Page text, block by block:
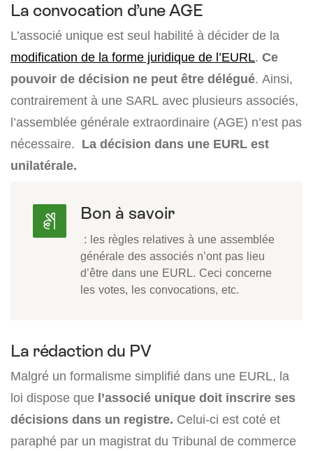
La convocation d’une AGE
L’associé unique est seul habilité à décider de la
modification de la forme juridique de l’EURL. Ce
pouvoir de décision ne peut être délégué. Ainsi,
contrairement à une SARL avec plusieurs associés,
l’assemblée générale extraordinaire (AGE) n’est pas
nécessaire. La décision dans une EURL est
unilatérale.
Bon à savoir
: les règles relatives à une assemblée
générale des associés n’ont pas lieu
d’être dans une EURL. Ceci concerne
les votes, les convocations, etc.
La rédaction du PV
Malgré un formalisme simplifié dans une EURL, la
loi dispose que l’associé unique doit inscrire ses
décisions dans un registre. Celui-ci est coté et
paraphé par un magistrat du Tribunal de commerce